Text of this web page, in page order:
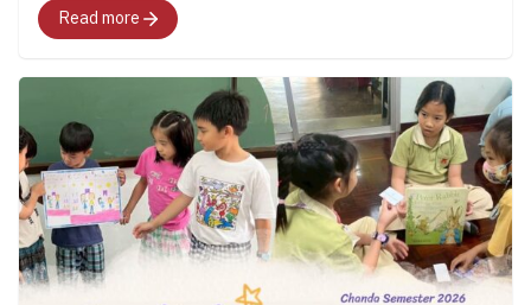
สุดท้าย"สำหรับอนาคตที่พวกเขากำลังจะก้าวไปเผชิญที่
จะพาทุกคนไปสำรวจอารมณ์ ความรู้สึก และค้นหาคำ
Read more